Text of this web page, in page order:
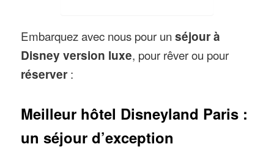
Embarquez avec nous pour unséjour à
Disney version luxe, pour rêver ou pour
réserver :
Meilleur hôtel Disneyland Paris :
un séjour d’exception